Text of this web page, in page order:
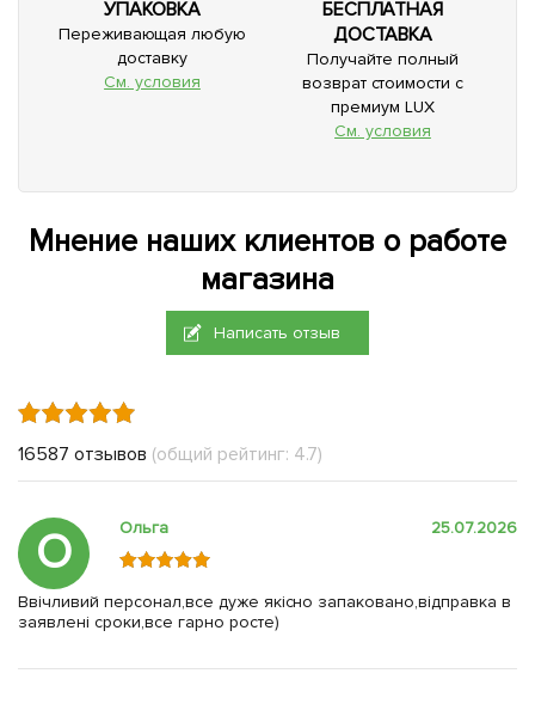
УПАКОВКА
Переживающая любую
доставку
См. условия
БЕСПЛАТНАЯ
ДОСТАВКА
Получайте полный
возврат стоимости с
премиум LUX
См. условия
Мнение наших клиентов о работе
магазина
Написать отзыв
16587 отзывов (общий рейтинг: 4.7)
О Ольга 25.07.2026
Ввічливий персонал,все дуже якісно запаковано,відправка в
заявлені сроки,все гарно росте)